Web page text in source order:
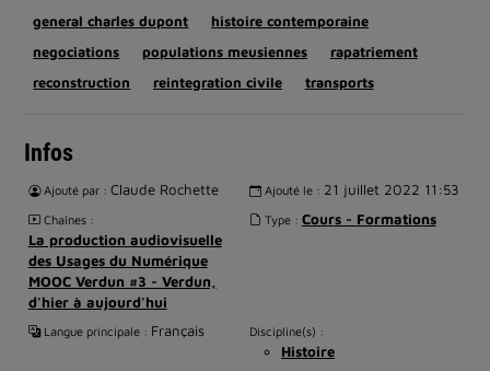
general charles dupont
histoire contemporaine
negociations
populations meusiennes
rapatriement
reconstruction
reintegration civile transports
Infos
Ajouté par : Claude Rochette Ajouté le : 21 juillet 2022 11:53
Chaînes :
La production audiovisuelle
des Usages du Numérique
MOOC Verdun #3 - Verdun,
d'hier à aujourd'hui
Type : Cours - Formations
Langue principale : Français Discipline(s) :
Histoire